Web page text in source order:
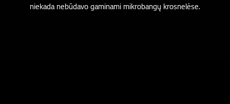
niekada nebūdavo gaminami mikrobangų krosnelėse.